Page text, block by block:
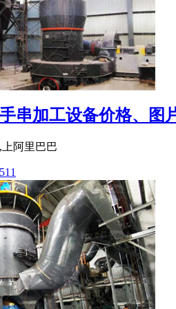
串加工设备价格、图
阿里巴巴